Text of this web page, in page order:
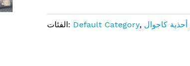
الفئات: Default Category, أحذية كاجوال